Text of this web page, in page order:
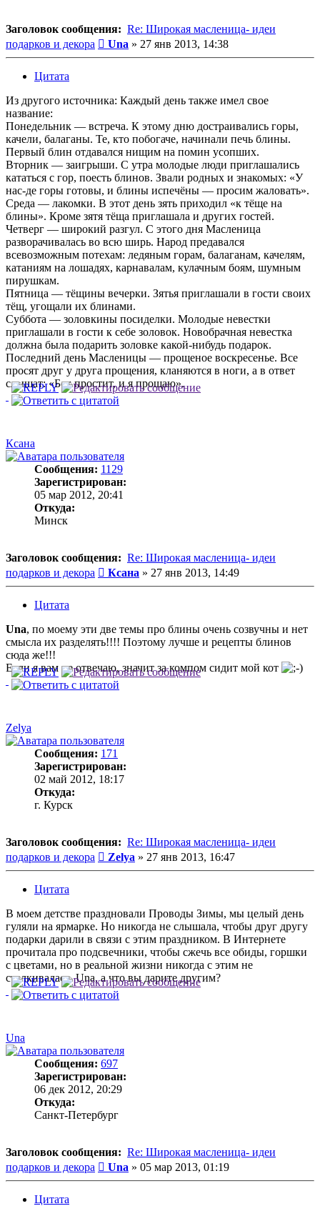
Заголовок сообщения: Re: Широкая масленица- идеи
подарков и декора
Сообщение
Una » 27 янв 2013, 14:38
Цитата
Из другого источника: Каждый день также имел свое
название:
Понедельник — встреча. К этому дню достраивались горы,
качели, балаганы. Те, кто побогаче, начинали печь блины.
Первый блин отдавался нищим на помин усопших.
Вторник — заигрыши. С утра молодые люди приглашались
кататься с гор, поесть блинов. Звали родных и знакомых: «У
нас-де горы готовы, и блины испечёны — просим жаловать».
Среда — лакомки. В этот день зять приходил «к тёще на
блины». Кроме зятя тёща приглашала и других гостей.
Четверг — широкий разгул. С этого дня Масленица
разворачивалась во всю ширь. Народ предавался
всевозможным потехам: ледяным горам, балаганам, качелям,
катаниям на лошадях, карнавалам, кулачным боям, шумным
пирушкам.
Пятница — тёщины вечерки. Зятья приглашали в гости своих
тёщ, угощали их блинами.
Суббота — золовкины посиделки. Молодые невестки
приглашали в гости к себе золовок. Новобрачная невестка
должна была подарить золовке какой-нибудь подарок.
Последний день Масленицы — прощеное воскресенье. Все
просят друг у друга прощения, кланяются в ноги, а в ответ
слышат: «Бог простит, и я прощаю».
Ксана
Сообщения: 1129
Зарегистрирован:
05 мар 2012, 20:41
Откуда:
Минск
Заголовок сообщения: Re: Широкая масленица- идеи
подарков и декора
Сообщение
Ксана » 27 янв 2013, 14:49
Цитата
Una, по моему эти две темы про блины очень созвучны и нет
смысла их разделять!!!! Поэтому лучше и рецепты блинов
сюда же!!!
Если я вам не отвечаю, значит за компом сидит мой кот
Zelya
Сообщения: 171
Зарегистрирован:
02 май 2012, 18:17
Откуда:
г. Курск
Заголовок сообщения: Re: Широкая масленица- идеи
подарков и декора
Сообщение
Zelya » 27 янв 2013, 16:47
Цитата
В моем детстве праздновали Проводы Зимы, мы целый день
гуляли на ярмарке. Но никогда не слышала, чтобы друг другу
подарки дарили в связи с этим праздником. В Интернете
прочитала про подсвечники, чтобы сжечь все обиды, горшки
с цветами, но в реальной жизни никогда с этим не
сталкивалась. Una, а что вы дарите другим?
Una
Сообщения: 697
Зарегистрирован:
06 дек 2012, 20:29
Откуда:
Санкт-Петербург
Заголовок сообщения: Re: Широкая масленица- идеи
подарков и декора
Сообщение
Una » 05 мар 2013, 01:19
Цитата